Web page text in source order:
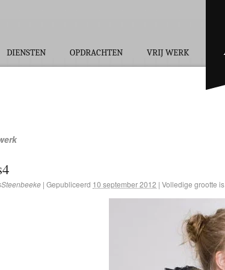
DIENSTEN OPDRACHTEN VRIJ WERK
| Gepubliceerd 10 september 2012 | Volledige grootte is